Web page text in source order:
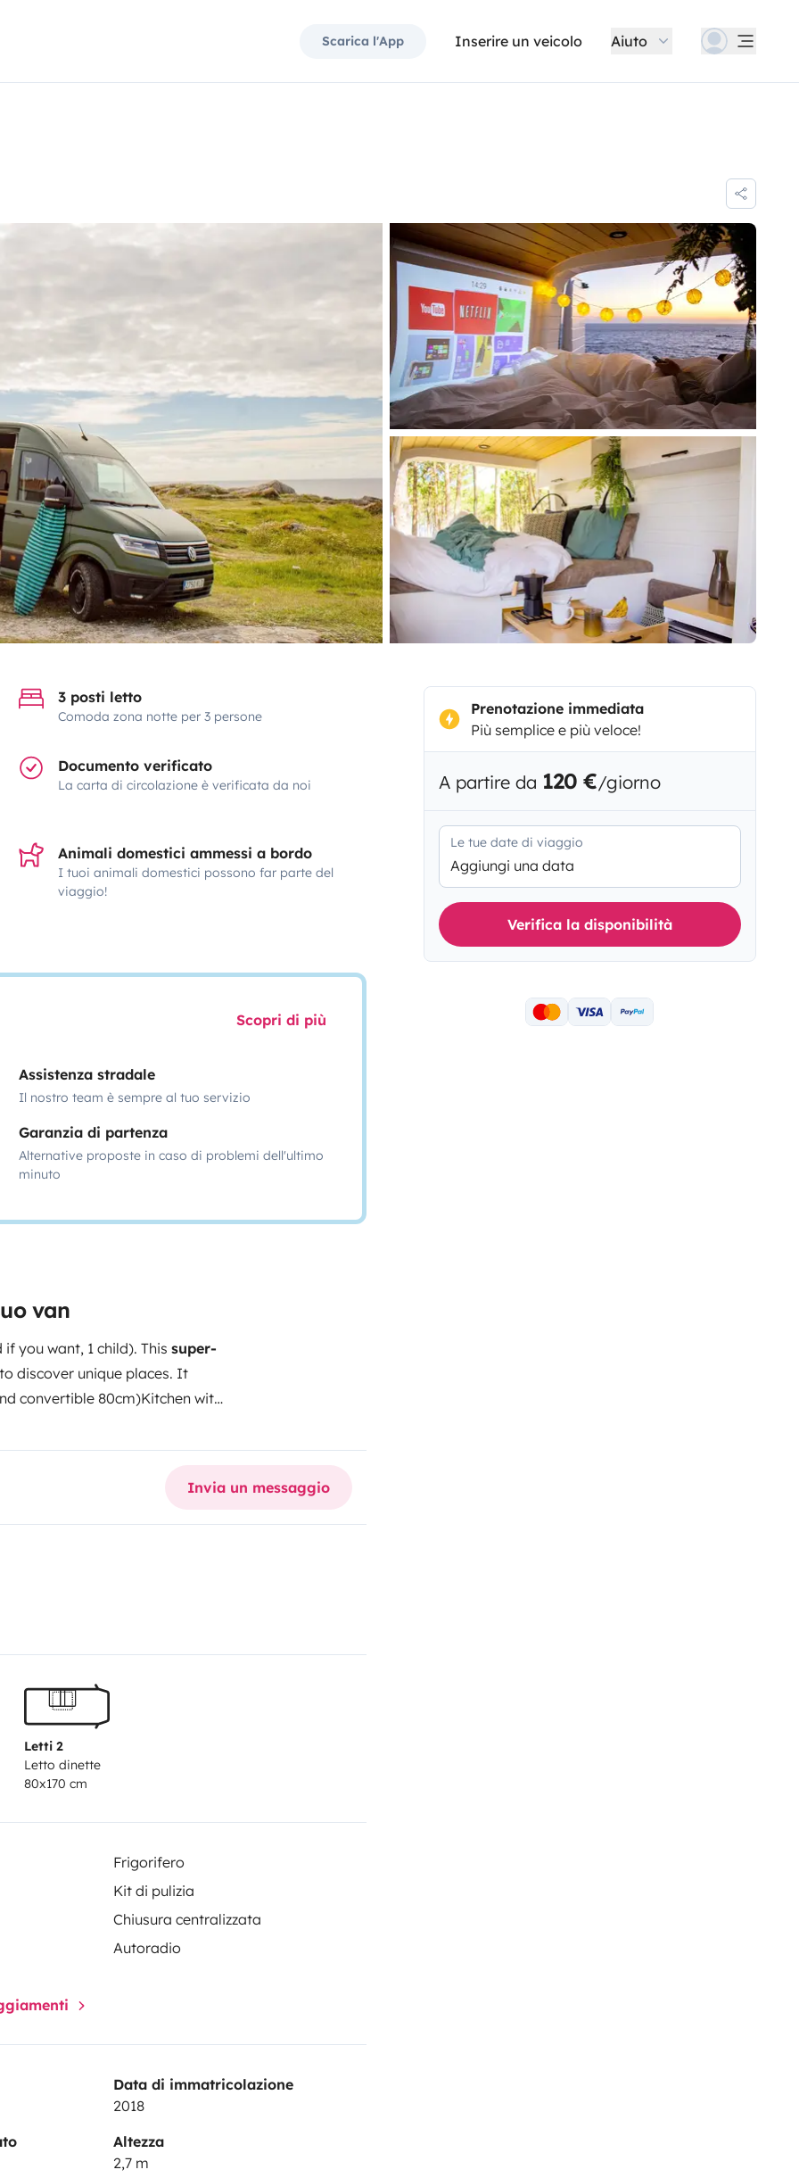
Scarica l'App Inserire un veicolo Aiuto
3 posti letto
Comoda zona notte per 3 persone
Documento verificato
La carta di circolazione è verificata da noi
Animali domestici ammessi a bordo
I tuoi animali domestici possono far parte del
viaggio!
Scopri di più
Assistenza stradale
Il nostro team è sempre al tuo servizio
Garanzia di partenza
Alternative proposte in caso di problemi dell'ultimo
minuto
van
you want, 1 child). This super-
discover unique places. It
convertible 80cm)Kitchen with
toiletStorage
And the best... Solarium
highDiesel, manual gearbox
and 25 years old.
700€ (to be blocked by
pmReturn with full diesel tank
Invia un messaggio
Letti 2
Letto dinette
80x170 cm
Frigorifero
Kit di pulizia
Chiusura centralizzata
Autoradio
Data di immatricolazione
2018
Altezza
2,7 m
Prenotazione immediata
Più semplice e più veloce!
A partire da 120 €/giorno
Le tue date di viaggio
Aggiungi una data
Verifica la disponibilità